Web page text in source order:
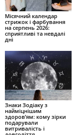
Місячний календар
стрижок і фарбування
на серпень 2026:
сприятливі та невдалі
дні
Знаки Зодіаку з
найміцнішим
здоров’ям: кому зірки
подарували
витривалість і